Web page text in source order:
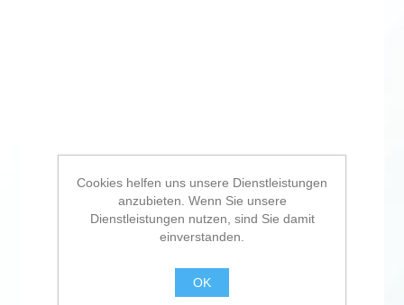
Cookies helfen uns unsere Dienstleistungen
anzubieten. Wenn Sie unsere
Dienstleistungen nutzen, sind Sie damit
einverstanden.
OK